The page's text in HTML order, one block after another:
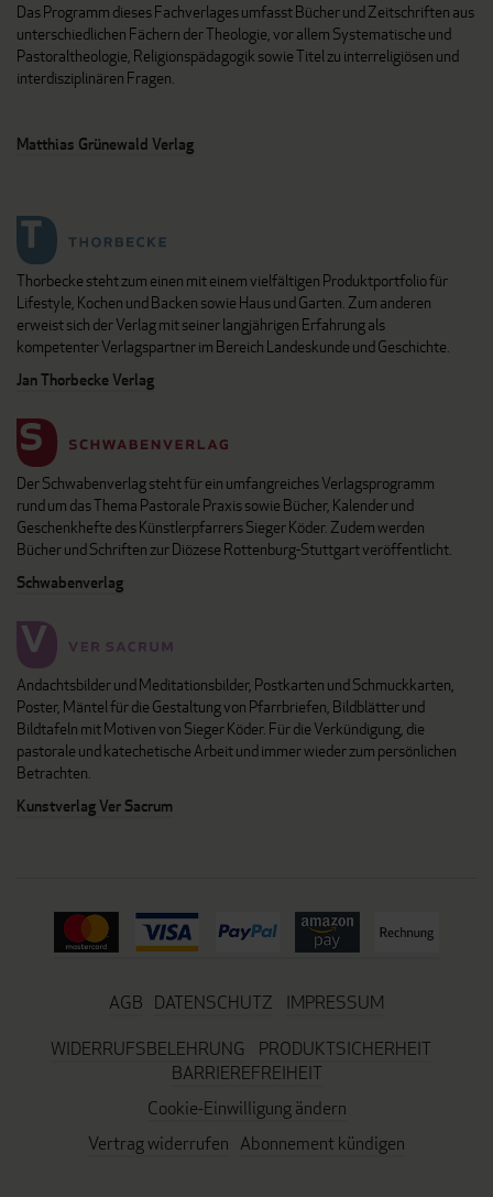
Das Programm dieses Fachverlages umfasst Bücher und Zeitschriften aus
unterschiedlichen Fächern der Theologie, vor allem Systematische und
Pastoraltheologie, Religionspädagogik sowie Titel zu interreligiösen und
interdisziplinären Fragen.
Matthias Grünewald Verlag
Thorbecke steht zum einen mit einem vielfältigen Produktportfolio für
Lifestyle, Kochen und Backen sowie Haus und Garten. Zum anderen
erweist sich der Verlag mit seiner langjährigen Erfahrung als
kompetenter Verlagspartner im Bereich Landeskunde und Geschichte.
Jan Thorbecke Verlag
Der Schwabenverlag steht für ein umfangreiches Verlagsprogramm
rund um das Thema Pastorale Praxis sowie Bücher, Kalender und
Geschenkhefte des Künstlerpfarrers Sieger Köder. Zudem werden
Bücher und Schriften zur Diözese Rottenburg-Stuttgart veröffentlicht.
Schwabenverlag
Andachtsbilder und Meditationsbilder, Postkarten und Schmuckkarten,
Poster, Mäntel für die Gestaltung von Pfarrbriefen, Bildblätter und
Bildtafeln mit Motiven von Sieger Köder. Für die Verkündigung, die
pastorale und katechetische Arbeit und immer wieder zum persönlichen
Betrachten.
Kunstverlag Ver Sacrum
AGB DATENSCHUTZ
IMPRESSUM
WIDERRUFSBELEHRUNG
PRODUKTSICHERHEIT
BARRIEREFREIHEIT
Cookie-Einwilligung ändern
Vertrag widerrufen Abonnement kündigen